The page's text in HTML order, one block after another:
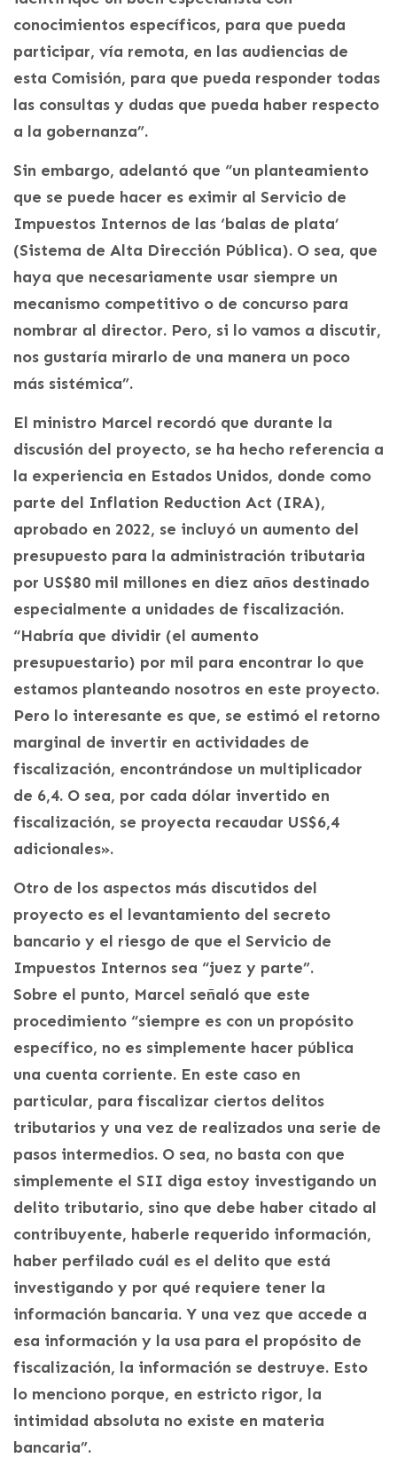
conocimientos específicos, para que pueda
participar, vía remota, en las audiencias de
esta Comisión, para que pueda responder todas
las consultas y dudas que pueda haber respecto
a la gobernanza”.
Sin embargo, adelantó que “un planteamiento
que se puede hacer es eximir al Servicio de
Impuestos Internos de las ‘balas de plata’
(Sistema de Alta Dirección Pública). O sea, que
haya que necesariamente usar siempre un
mecanismo competitivo o de concurso para
nombrar al director. Pero, si lo vamos a discutir,
nos gustaría mirarlo de una manera un poco
más sistémica”.
El ministro Marcel recordó que durante la
discusión del proyecto, se ha hecho referencia a
la experiencia en Estados Unidos, donde como
parte del Inflation Reduction Act (IRA),
aprobado en 2022, se incluyó un aumento del
presupuesto para la administración tributaria
por US$80 mil millones en diez años destinado
especialmente a unidades de fiscalización.
“Habría que dividir (el aumento
presupuestario) por mil para encontrar lo que
estamos planteando nosotros en este proyecto.
Pero lo interesante es que, se estimó el retorno
marginal de invertir en actividades de
fiscalización, encontrándose un multiplicador
de 6,4. O sea, por cada dólar invertido en
fiscalización, se proyecta recaudar US$6,4
adicionales».
Otro de los aspectos más discutidos del
proyecto es el levantamiento del secreto
bancario y el riesgo de que el Servicio de
Impuestos Internos sea “juez y parte”.
Sobre el punto, Marcel señaló que este
procedimiento “siempre es con un propósito
específico, no es simplemente hacer pública
una cuenta corriente. En este caso en
particular, para fiscalizar ciertos delitos
tributarios y una vez de realizados una serie de
pasos intermedios. O sea, no basta con que
simplemente el SII diga estoy investigando un
delito tributario, sino que debe haber citado al
contribuyente, haberle requerido información,
haber perfilado cuál es el delito que está
investigando y por qué requiere tener la
información bancaria. Y una vez que accede a
esa información y la usa para el propósito de
fiscalización, la información se destruye. Esto
lo menciono porque, en estricto rigor, la
intimidad absoluta no existe en materia
bancaria”.